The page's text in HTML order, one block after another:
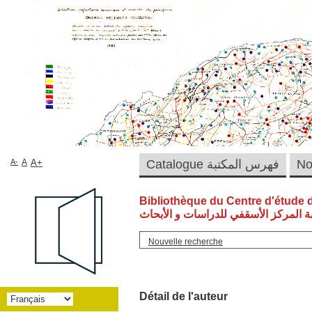
Bibliothèque du Centre d'étude
المركز الأسقفي للدراسات و الأبحاث
Nouvelle recherche
Détail de l'auteur
Catalogue فهرس المكتبة A- A A+